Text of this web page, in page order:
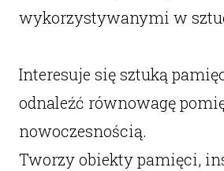
wykorzystywanymi w
Interesuje się sztuką
odnaleźć równowagę
nowoczesnością.
Tworzy obiekty pamięci,